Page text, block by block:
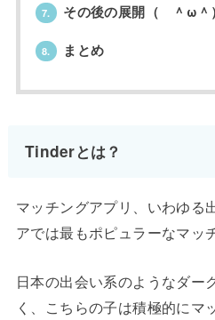
7. その後の展開（ ＾ω＾
8. まとめ
Tinderとは？
マッチングアプリ、いわゆる
アでは最もポピュラーなマッ
日本の出会い系のようなダー
く、こちらの子は積極的にマ